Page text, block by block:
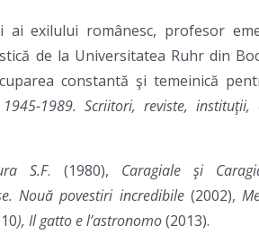
exilului românesc, profesor
de la Universitatea Ruhr din
constantă şi temeinică
1989. Scriitori, reviste, instituţii,
S.F. (1980),
Caragiale şi
Nouă povestiri incredibile (2002),
), Il gatto e l’astronomo (2013).